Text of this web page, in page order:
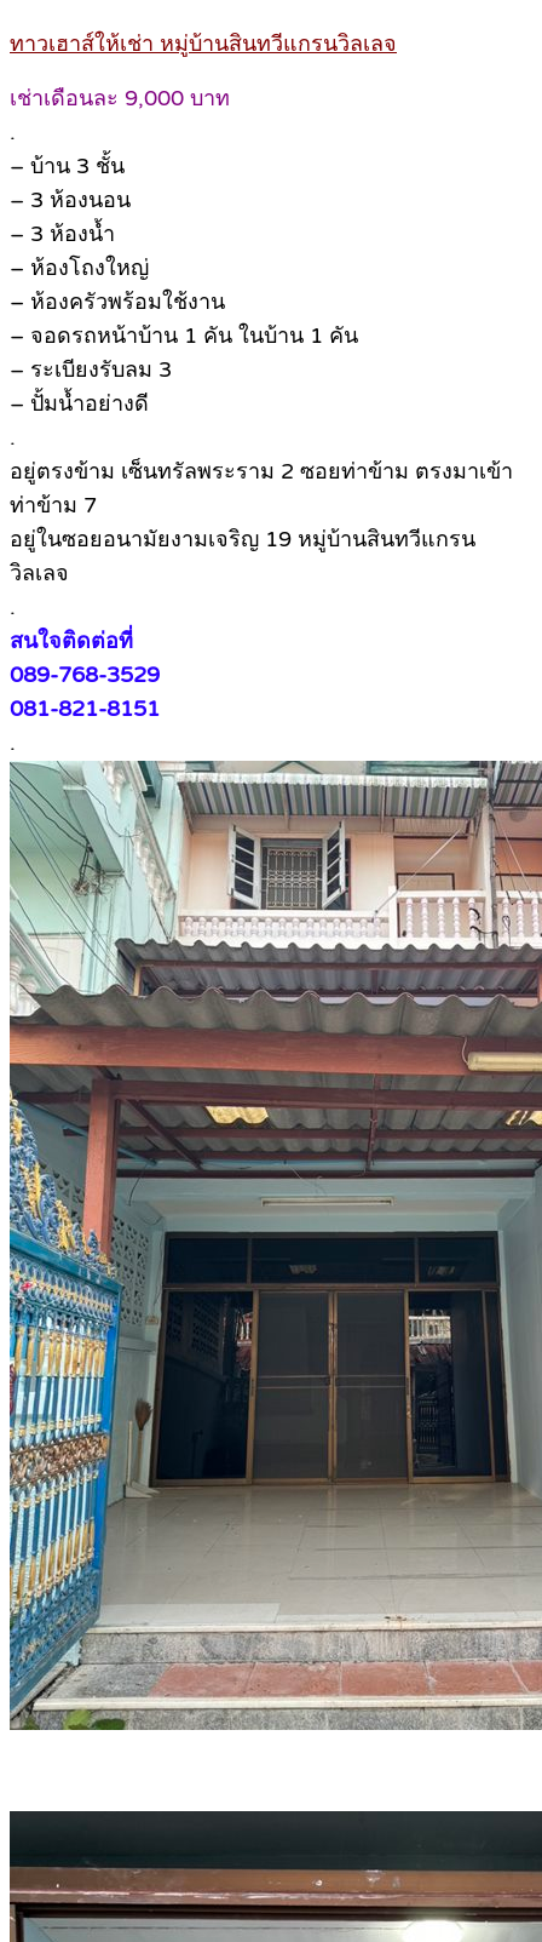
ทาวเฮาส์ให้เช่า หมู่บ้านสินทวีแกรนวิลเลจ
เช่าเดือนละ 9,000 บาท
.
– บ้าน 3 ชั้น
– 3 ห้องนอน
– 3 ห้องน้ำ
– ห้องโถงใหญ่
– ห้องครัวพร้อมใช้งาน
– จอดรถหน้าบ้าน 1 คัน ในบ้าน 1 คัน
– ระเบียงรับลม 3
– ปั้มน้ำอย่างดี
.
อยู่ตรงข้าม เซ็นทรัลพระราม 2 ซอยท่าข้าม ตรงมาเข้า
ท่าข้าม 7
อยู่ในซอยอนามัยงามเจริญ 19 หมู่บ้านสินทวีแกรน
วิลเลจ
.
สนใจติดต่อที่
089-768-3529
081-821-8151
.